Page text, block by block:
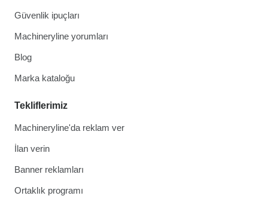
Güvenlik ipuçları
Machineryline yorumları
Blog
Marka kataloğu
Tekliflerimiz
Machineryline'da reklam ver
İlan verin
Banner reklamları
Ortaklık programı